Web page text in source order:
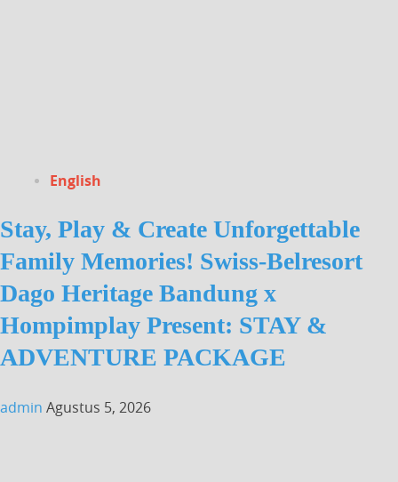
English
Stay, Play & Create Unforgettable
Family Memories! Swiss-Belresort
Dago Heritage Bandung x
Hompimplay Present: STAY &
ADVENTURE PACKAGE
admin Agustus 5, 2026